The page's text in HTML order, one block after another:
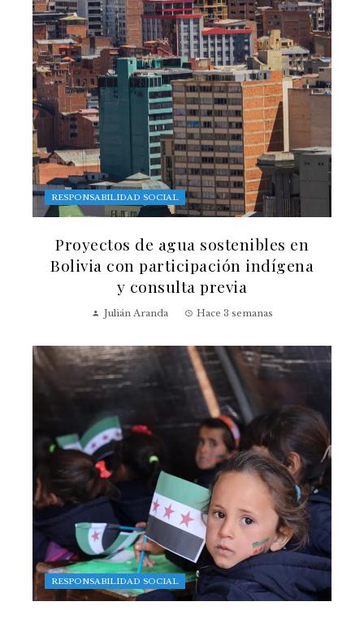
RESPONSABILIDAD SOCIAL
Proyectos de agua sostenibles en
Bolivia con participación indígena
y consulta previa
Julián Aranda Hace 3 semanas
RESPONSABILIDAD SOCIAL